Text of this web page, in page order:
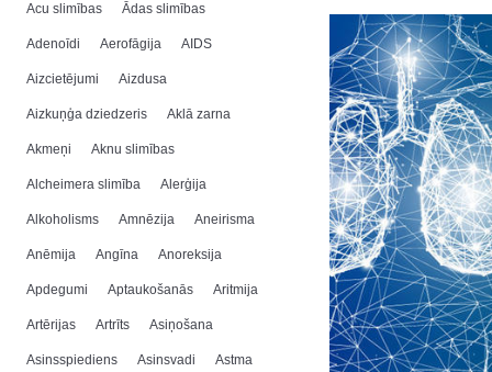
Acu slimības Ādas slimības
Adenoīdi Aerofāgija AIDS
Aizcietējumi Aizdusa
Aizkuņģa dziedzeris Aklā zarna
Akmeņi Aknu slimības
Alcheimera slimība Alerģija
Alkoholisms Amnēzija Aneirisma
Anēmija Angīna Anoreksija
Apdegumi Aptaukošanās Aritmija
Artērijas Artrīts Asiņošana
Asinsspiediens Asinsvadi Astma